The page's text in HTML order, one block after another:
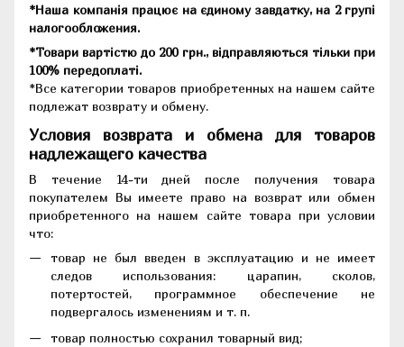
*Наша компанія працює на єдиному завдатку, на 2 групі
налогообложения.
*Товари вартістю до 200 грн., відправляються тільки при
100% передоплаті.
*Все категории товаров приобретенных на нашем сайте
подлежат возврату и обмену.
Условия возврата и обмена для товаров
надлежащего качества
В течение 14-ти дней после получения товара
покупателем Вы имеете право на возврат или обмен
приобретенного на нашем сайте товара при условии
что:
товар не был введен в эксплуатацию и не имеет
следов использования: царапин, сколов,
потертостей, программное обеспечение не
подвергалось изменениям и т. п.
товар полностью сохранил товарный вид;